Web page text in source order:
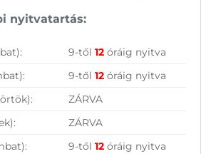
leiratkozhatsz.
nyitvatartás:
9-től12 óráig nyitva
9-től12 óráig nyitva
ZÁRVA
ZÁRVA
9-től12 óráig nyitva